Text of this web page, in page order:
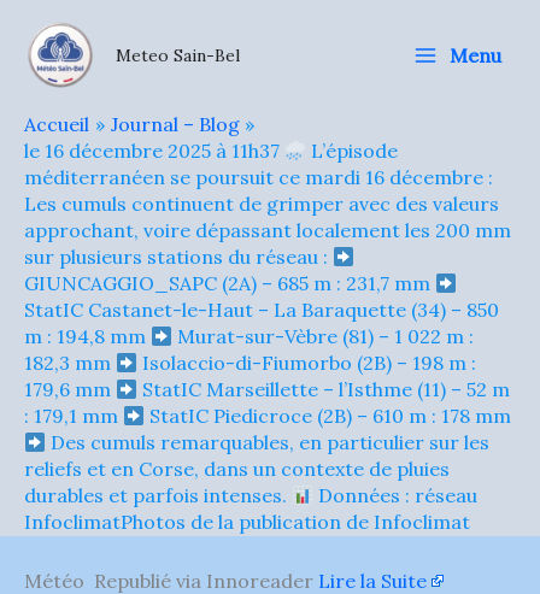
contenu
Meteo Sain-Bel Menu
Accueil
Journal – Blog
le 16 décembre 2025 à 11h37
L’épisode
méditerranéen se poursuit ce mardi 16 décembre :
Les cumuls continuent de grimper avec des valeurs
approchant, voire dépassant localement les 200 mm
sur plusieurs stations du réseau :
GIUNCAGGIO_SAPC (2A) – 685 m : 231,7 mm
StatIC Castanet-le-Haut – La Baraquette (34) – 850
m : 194,8 mm
Murat-sur-Vèbre (81) – 1 022 m :
182,3 mm
Isolaccio-di-Fiumorbo (2B) – 198 m :
179,6 mm
StatIC Marseillette – l’Isthme (11) – 52 m
: 179,1 mm
StatIC Piedicroce (2B) – 610 m : 178 mm
Des cumuls remarquables, en particulier sur les
reliefs et en Corse, dans un contexte de pluies
durables et parfois intenses.
Données : réseau
InfoclimatPhotos de la publication de Infoclimat
Météo Republié via Innoreader Lire la Suite